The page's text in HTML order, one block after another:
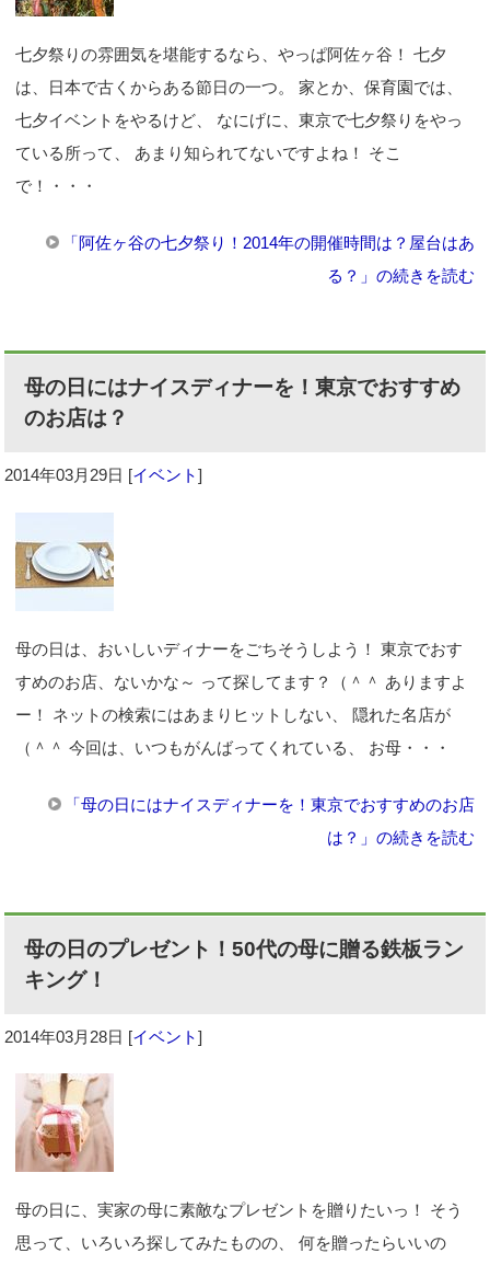
七夕祭りの雰囲気を堪能するなら、やっぱ阿佐ヶ谷！ 七夕
は、日本で古くからある節日の一つ。 家とか、保育園では、
七夕イベントをやるけど、 なにげに、東京で七夕祭りをやっ
ている所って、 あまり知られてないですよね！ そこ
で！・・・
「阿佐ヶ谷の七夕祭り！2014年の開催時間は？屋台はあ
る？」の続きを読む
母の日にはナイスディナーを！東京でおすすめ
のお店は？
2014年03月29日 [イベント]
母の日は、おいしいディナーをごちそうしよう！ 東京でおす
すめのお店、ないかな～ って探してます？（＾＾ ありますよ
ー！ ネットの検索にはあまりヒットしない、 隠れた名店が
（＾＾ 今回は、いつもがんばってくれている、 お母・・・
「母の日にはナイスディナーを！東京でおすすめのお店
は？」の続きを読む
母の日のプレゼント！50代の母に贈る鉄板ラン
キング！
2014年03月28日 [イベント]
母の日に、実家の母に素敵なプレゼントを贈りたいっ！ そう
思って、いろいろ探してみたものの、 何を贈ったらいいの